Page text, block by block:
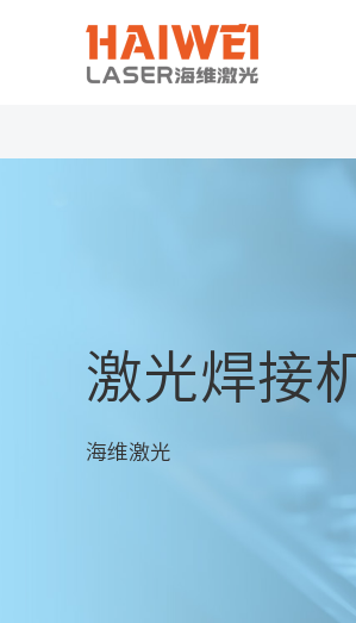
激光焊接
海维激光